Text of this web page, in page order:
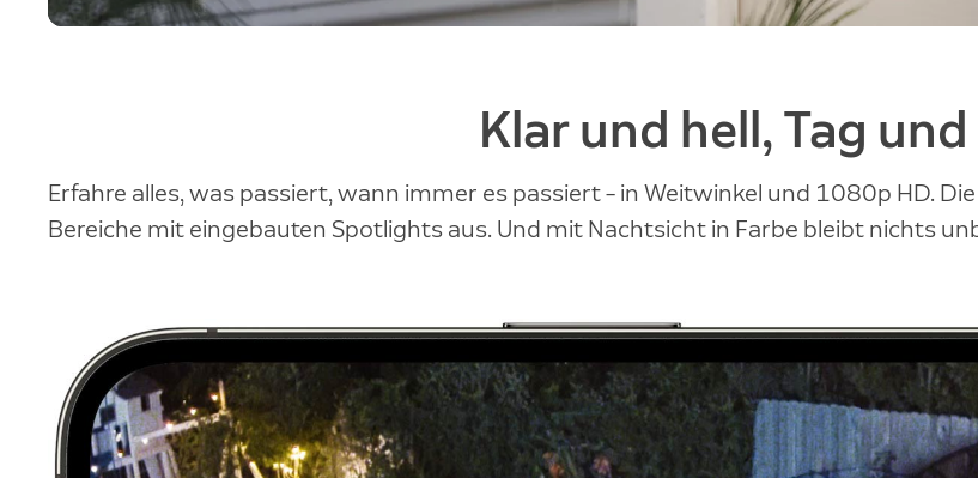
Klar und hell, Tag
Erfahre alles, was passiert, wann immer es passiert – in Weitwinkel und 1080p HD.
Bereiche mit eingebauten Spotlights aus. Und mit Nachtsicht in Farbe bleibt nichts